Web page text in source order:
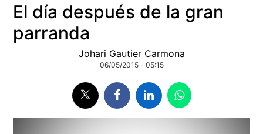
El día después de la gran
parranda
Johari Gautier Carmona
06/05/2015 - 05:15